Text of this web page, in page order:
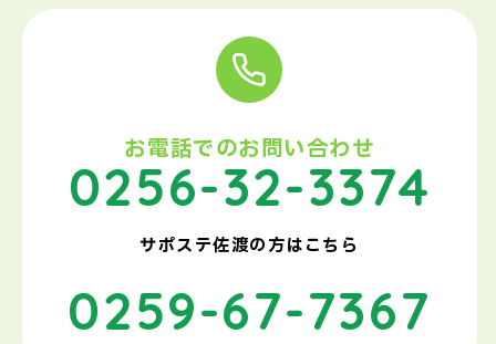
お電話でのお問い合わせ
0256-32-3374
サポステ佐渡の方はこちら
0259-67-7367